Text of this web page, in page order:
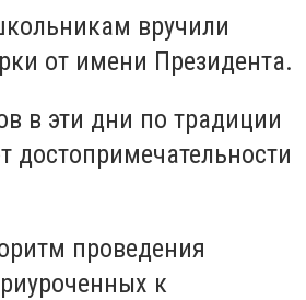
вручили
от имени Президента.
в эти дни по традиции
достопримечательности
проведения
к